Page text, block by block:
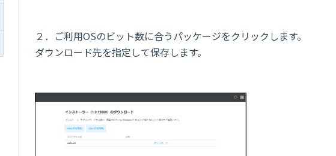
２．ご利用OSのビット数に合うパッケージをクリックします。
ダウンロード先を指定して保存します。